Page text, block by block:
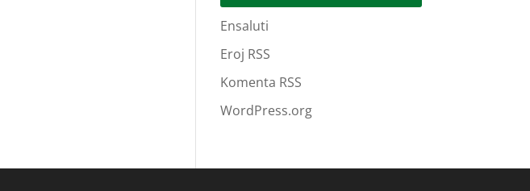
Ensaluti
Eroj RSS
Komenta RSS
WordPress.org